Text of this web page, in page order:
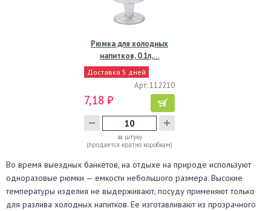
Рюмка для холодных
напитков, 0.1л,…
Доставка 5 дней
Арт: 112210
7,18 ₽
за штуку
(продается кратно коробкам)
Во время выездных банкетов, на отдыхе на природе используют
одноразовые рюмки — емкости небольшого размера. Высокие
температуры изделия не выдерживают, посуду применяют только
для разлива холодных напитков. Ее изготавливают из прозрачного